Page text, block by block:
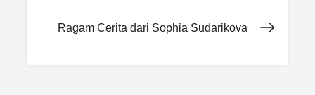
Ragam Cerita dari Sophia Sudarikova